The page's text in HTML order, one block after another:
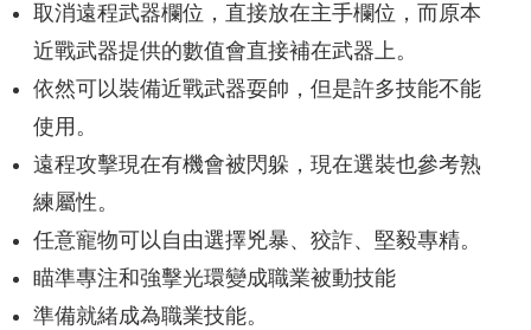
取消遠程武器欄位，直接放在主手欄位，而原本
近戰武器提供的數值會直接補在武器上。
依然可以裝備近戰武器耍帥，但是許多技能不能
使用。
遠程攻擊現在有機會被閃躲，現在選裝也參考熟
練屬性。
任意寵物可以自由選擇兇暴、狡詐、堅毅專精。
瞄準專注和強擊光環變成職業被動技能
準備就緒成為職業技能。